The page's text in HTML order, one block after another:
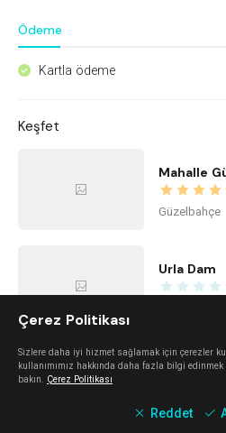
Ödeme
^ Kartla ödeme
Keşfet
Mahalle
Güzelbahçe
Urla Dam
Mano Del
Alaçatı
Çerez Politikası
Sizlere daha iyi hizmet sağlamak için çerezler
kullanımımız hakkında daha fazla bilgi
bakın. Çerez Politikası
Reddet